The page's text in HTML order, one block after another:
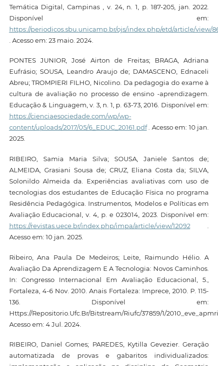
Temática Digital, Campinas , v. 24, n. 1, p. 187-205, jan. 2022.
Disponível em:
https://periodicos.sbu.unicamp.br/ojs/index.php/etd/article/view/
. Acesso em: 23 maio. 2024.
PONTES JUNIOR, José Airton de Freitas; BRAGA, Adriana
Eufrásio; SOUSA, Leandro Araujo de; DAMASCENO, Ednaceli
Abreu; TROMPIERI FILHO, Nicolino. Da pedagogia do exame à
cultura de avaliação no processo de ensino -aprendizagem.
Educação & Linguagem, v. 3, n. 1, p. 63-73, 2016. Disponível em:
https://cienciaesociedade.com/wp/wp-
content/uploads/2017/05/6_EDUC_20161.pdf. Acesso em: 10 jan.
2025.
RIBEIRO, Samia Maria Silva; SOUSA, Janiele Santos de;
ALMEIDA, Grasiani Sousa de; CRUZ, Eliana Costa da; SILVA,
Solonildo Almeida da. Experiências avaliativas com uso de
tecnologias dos estudantes de Educação Física no programa
Residência Pedagógica. Instrumentos, Modelos e Políticas em
Avaliação Educacional, v. 4, p. e 023014, 2023. Disponível em:
https://revistas.uece.br/index.php/impa/article/view/12092.
Acesso em: 10 jan. 2025.
Ribeiro, Ana Paula De Medeiros; Leite, Raimundo Hélio. A
Avaliação Da Aprendizagem E A Tecnologia: Novos Caminhos.
In: Congresso Internacional Em Avaliação Educacional, 5.,
Fortaleza, 4-6 Nov. 2010. Anais Fortaleza: Imprece, 2010. P. 115-
136. Disponível em:
Https://Repositorio.Ufc.Br/Bitstream/Riufc/37859/1/
Acesso em: 4 Jul. 2024.
RIBEIRO, Daniel Gomes; PAREDES, Kytilla Gevezier. Geração
automatizada de provas e gabaritos individualizados: